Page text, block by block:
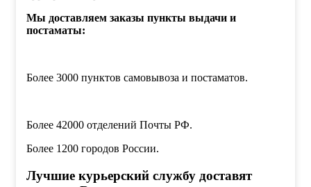
Мы доставляем заказы пункты выдачи и
постаматы:
Более 3000 пунктов самовывоза и постаматов.
Более 42000 отделений Почты РФ.
Более 1200 городов России.
Лучшие курьерский службу доставят